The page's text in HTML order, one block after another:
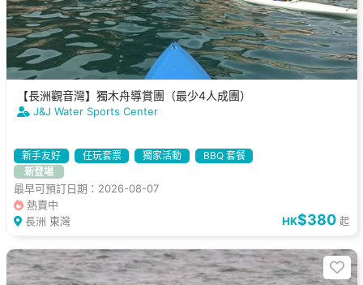
【長洲觀音灣】獨木舟導賞團（最少4人成團）
J&J Water Sports Center
新手友好 任玩套票 獨家活動
BBQ 套餐
新登場
最早可預訂日期：2026-08-07
熱賣中
長洲 東灣
HK$380 起